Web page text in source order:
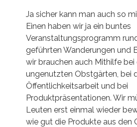
Ja sicher kann man auch so
Einen haben wir ja ein buntes
Veranstaltungsprogramm
geführten Wanderungen und
wir brauchen auch Mithilfe bei
ungenutzten Obstgärten, bei
Öffentlichkeitsarbeit und bei
Produktpräsentationen. Wir
Leuten erst einmal wieder
wie gut die Produkte aus den